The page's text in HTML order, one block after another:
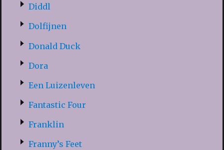
Diddl
Dolfijnen
Donald Duck
Dora
Een Luizenleven
Fantastic Four
Franklin
Franny’s Feet